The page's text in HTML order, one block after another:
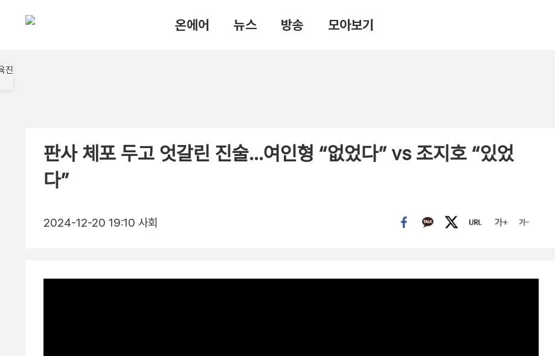
온에어 뉴스 방송 모아보기
판사 체포 두고 엇갈린 진술…여인형 “없었다” vs 조지호 “있었
다”
2024-12-20 19:10 사회